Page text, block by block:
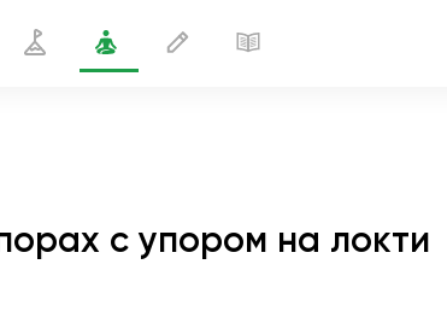
с упором на локти